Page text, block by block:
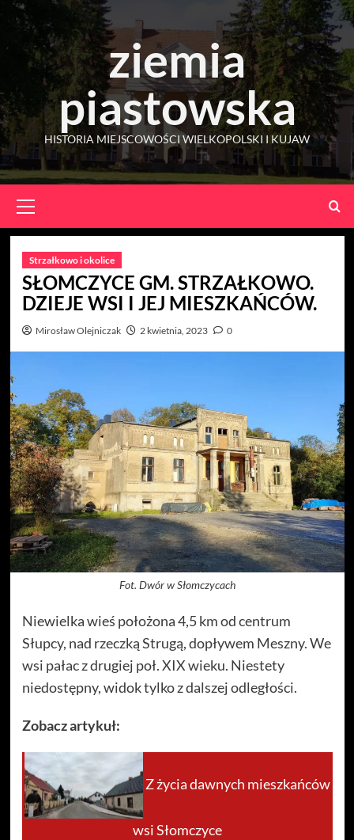
Skip
content
ziemia
piastowska
HISTORIA MIEJSCOWOŚCI WIELKOPOLSKI I KUJAW
Menu
Strzałkowo i okolice
SŁOMCZYCE GM. STRZAŁKOWO.
DZIEJE WSI I JEJ MIESZKAŃCÓW.
Mirosław Olejniczak 2 kwietnia, 2023 0
Fot. Dwór w Słomczycach
Niewielka wieś położona 4,5 km od centrum
Słupcy, nad rzeczką Strugą, dopływem Meszny. We
wsi pałac z drugiej poł. XIX wieku. Niestety
niedostępny, widok tylko z dalszej odległości.
Zobacz artykuł:
Z życia dawnych mieszkańców
wsi Słomczyce